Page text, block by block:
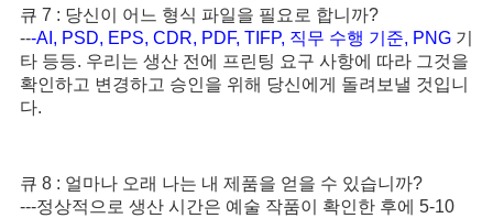
큐 7 : 당신이 어느 형식 파일을 필요로 합니까?
---AI, PSD, EPS, CDR, PDF, TIFP, 직무 수행 기준, PNG 기
타 등등. 우리는 생산 전에 프린팅 요구 사항에 따라 그것을
확인하고 변경하고 승인을 위해 당신에게 돌려보낼 것입니
다.
큐 8 : 얼마나 오래 나는 내 제품을 얻을 수 있습니까?
---정상적으로 생산 시간은 예술 작품이 확인한 후에 5-10